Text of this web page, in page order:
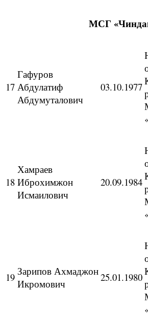
МСГ
17
Гафуров
Абдулатиф
Абдумуталович
03.10.1977
18
Хамраев
Иброхимжон
Исмаилович
20.09.1984
19 Зарипов Ахмаджон
Икромович
25.01.1980